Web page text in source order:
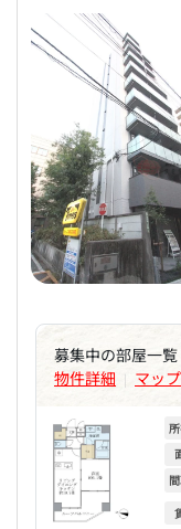
募集中の部屋一覧
物件詳細 | マップ